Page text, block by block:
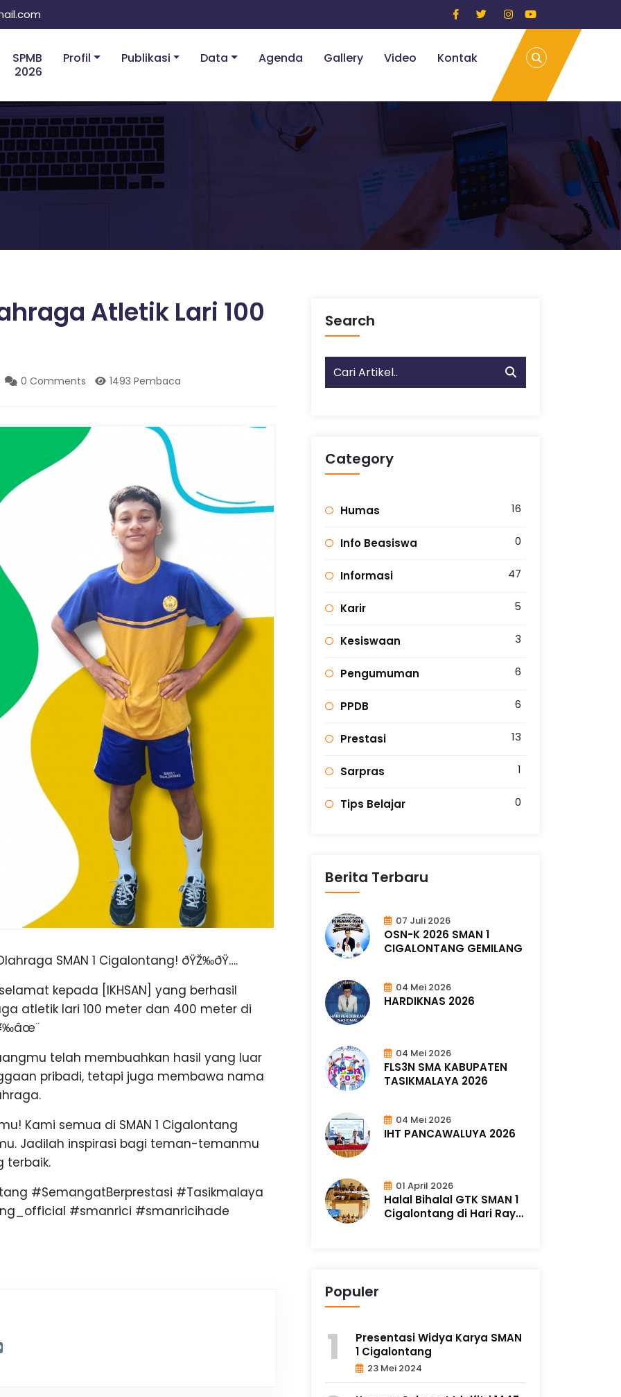
SPMB
2026
Profil Publikasi Data Agenda Gallery Video Kontak
Atletik Lari 100
0 Comments 1493 Pembaca
SMAN 1 Cigalontang! ðŸŽ‰ðŸ….
kepada [IKHSAN] yang berhasil
atletik lari 100 meter dan 400 meter di
telah membuahkan hasil yang luar
pribadi, tetapi juga membawa nama
Kami semua di SMAN 1 Cigalontang
Jadilah inspirasi bagi teman-temanmu
terbaik.
#SemangatBerprestasi #Tasikmalaya
#smanrici #smanricihade
Search
Category
Humas 16
Info Beasiswa 0
Informasi 47
Karir 5
Kesiswaan 3
Pengumuman 6
PPDB 6
Prestasi 13
Sarpras 1
Tips Belajar 0
Berita Terbaru
07 Juli 2026
OSN-K 2026 SMAN 1
CIGALONTANG GEMILANG
04 Mei 2026
HARDIKNAS 2026
04 Mei 2026
FLS3N SMA KABUPATEN
TASIKMALAYA 2026
04 Mei 2026
IHT PANCAWALUYA 2026
01 April 2026
Halal Bihalal GTK SMAN 1
Cigalontang di Hari Raya
Populer
Presentasi Widya Karya SMAN
1 Cigalontang
23 Mei 2024